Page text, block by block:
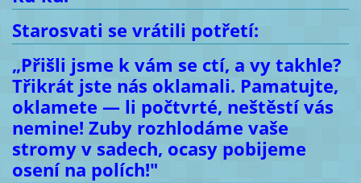
Starosvati se vrátili potřetí:
„Přišli jsme k vám se ctí, a vy takhle?
Třikrát jste nás oklamali. Pamatujte,
oklamete — li počtvrté, neštěstí vás
nemine! Zuby rozhlodáme vaše
stromy v sadech, ocasy pobijeme
osení na polích!"